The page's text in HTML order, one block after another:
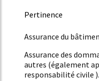
Pertinence
Assurance du
Assurance des
autres (également
responsabilité civile ).